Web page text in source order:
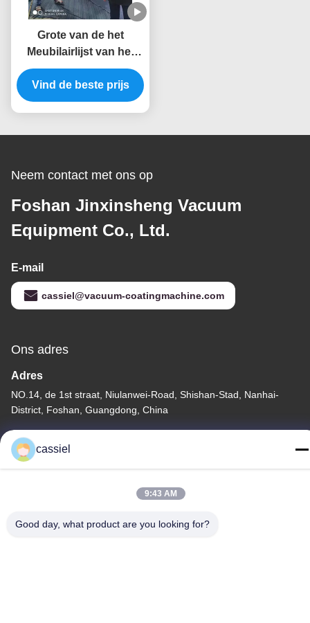
Grote van de het
Meubilairlijst van het
Capaciteitsroestvrije
staal Gouden PVD de
Vacuümdeklaagmachine
Vind de beste prijs
Neem contact met ons op
Foshan Jinxinsheng Vacuum
Equipment Co., Ltd.
E-mail
cassiel@vacuum-coatingmachine.com
Ons adres
Adres
NO.14, de 1st straat, Niulanwei-Road, Shishan-Stad, Nanhai-
District, Foshan, Guangdong, China
Telefoon
86-139-2915-0962
cassiel
9:43 AM
Good day, what product are you looking for?